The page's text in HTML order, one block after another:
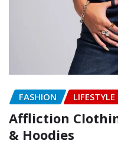
FASHION LIFESTYLE
Affliction
& Hoodies